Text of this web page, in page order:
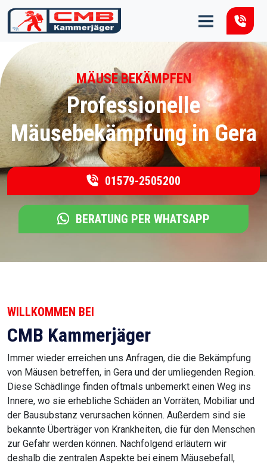
Zum Inhalt springen
MÄUSE BEKÄMPFEN
Professionelle
Mäusebekämpfung in Gera
01579-2505200
BERATUNG PER WHATSAPP
WILLKOMMEN BEI
CMB Kammerjäger
Immer wieder erreichen uns Anfragen, die die Bekämpfung
von Mäusen betreffen, in Gera und der umliegenden Region.
Diese Schädlinge finden oftmals unbemerkt einen Weg ins
Innere, wo sie erhebliche Schäden an Vorräten, Mobiliar und
der Bausubstanz verursachen können. Außerdem sind sie
bekannte Überträger von Krankheiten, die für den Menschen
zur Gefahr werden können. Nachfolgend erläutern wir
deshalb die zentralen Aspekte bei einem Mäusebefall,